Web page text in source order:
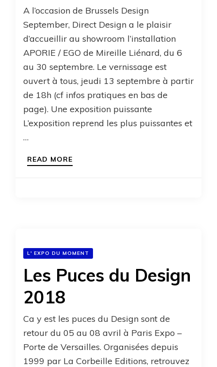
A l’occasion de Brussels Design
September, Direct Design a le plaisir
d’accueillir au showroom l’installation
APORIE / EGO de Mireille Liénard, du 6
au 30 septembre. Le vernissage est
ouvert à tous, jeudi 13 septembre à partir
de 18h (cf infos pratiques en bas de
page). Une exposition puissante
L’exposition reprend les plus puissantes et
…
READ MORE
L' EXPO DU MOMENT
Les Puces du Design
2018
Ca y est les puces du Design sont de
retour du 05 au 08 avril à Paris Expo –
Porte de Versailles. Organisées depuis
1999 par La Corbeille Editions, retrouvez